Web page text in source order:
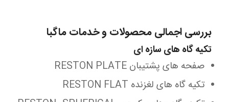
بررسی اجمالی محصولات و خدمات ماگبا
تکیه گاه های سازه ای
صفحه های پشتیبان RESTON PLATE
تکیه گاه های لغزنده RESTON FLAT